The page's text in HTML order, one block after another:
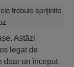
Astăzi
legat de
doar un început